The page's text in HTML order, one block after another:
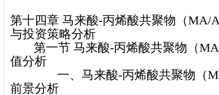
第十四章 马来酸-丙烯酸共聚物（MA/
与投资策略分析
第一节 马来酸-丙烯酸共聚物（
值分析
一、马来酸-丙烯酸共聚物（
前景分析